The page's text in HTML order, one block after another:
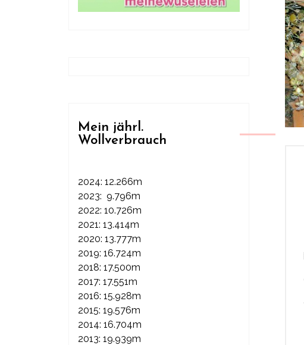
Mein jährl.
Wollverbrauch
2024: 12.266m
2023: 9.796m
2022: 10.726m
2021: 13.414m
2020: 13.777m
2019: 16.724m
2018: 17.500m
2017: 17.551m
2016: 15.928m
2015: 19.576m
2014: 16.704m
2013: 19.939m